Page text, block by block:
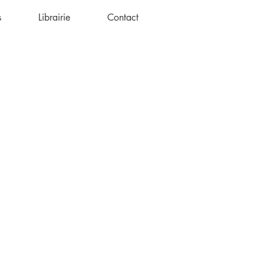
Librairie Contact